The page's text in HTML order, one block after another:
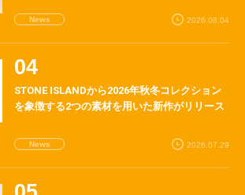
News 2026.08.04
STONE ISLANDから2026年秋冬コレクション
を象徴する2つの素材を用いた新作がリリース
News 2026.07.29